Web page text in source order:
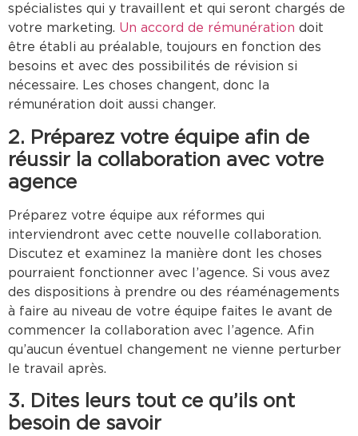
spécialistes qui y travaillent et qui seront chargés de
votre marketing. Un accord de rémunération doit
être établi au préalable, toujours en fonction des
besoins et avec des possibilités de révision si
nécessaire. Les choses changent, donc la
rémunération doit aussi changer.
2. Préparez votre équipe afin de
réussir la collaboration avec votre
agence
Préparez votre équipe aux réformes qui
interviendront avec cette nouvelle collaboration.
Discutez et examinez la manière dont les choses
pourraient fonctionner avec l’agence. Si vous avez
des dispositions à prendre ou des réaménagements
à faire au niveau de votre équipe faites le avant de
commencer la collaboration avec l’agence. Afin
qu’aucun éventuel changement ne vienne perturber
le travail après.
3. Dites leurs tout ce qu’ils ont
besoin de savoir